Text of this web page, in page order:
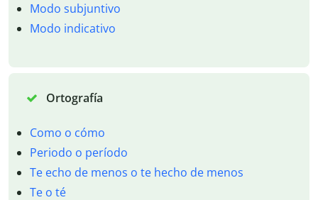
Modo subjuntivo
Modo indicativo
Ortografía
Como o cómo
Periodo o período
Te echo de menos o te hecho de menos
Te o té